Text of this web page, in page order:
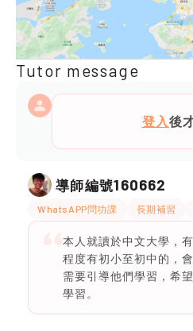
Tutor message
登入後
導師編號160662
WhatsAPP問功課 長期補習
本人就讀於中文大學，
程度有初小至初中的，
需要引導他們學習，希
學習。